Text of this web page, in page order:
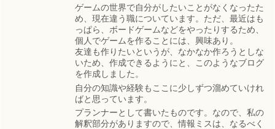
ゲームの世界で自分がしたいことがなくなったた
め、現在違う職についています。ただ、最近はも
っぱら、ボードゲームなどをやったりするため、
個人でゲームを作ることには、興味あり。
友達も作りたいというが、なかなか作ろうとしな
いため、作成できるようにと、このようなブログ
を作成しました。
自分の知識や経験もここに少しずつ溜めていけれ
ばと思っています。
プランナーとして書いたものです。なので、私の
解釈部分がありますので、情報ミスは、なるべく